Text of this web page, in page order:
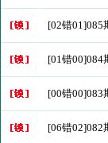
[02错
[01错
[00错
[06错